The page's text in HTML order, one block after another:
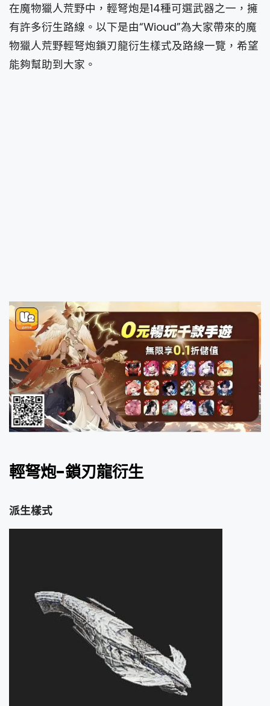
在魔物獵人荒野中，輕弩炮是14種可選武器之一，擁
有許多衍生路線。以下是由“Wioud”為大家帶來的魔
物獵人荒野輕弩炮鎖刃龍衍生樣式及路線一覽，希望
能夠幫助到大家。
輕弩炮-鎖刃龍衍生
派生樣式